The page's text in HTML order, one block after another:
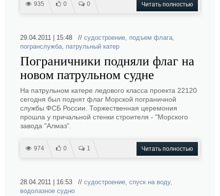
935 0 0 Читать полностью
29.04.2011 | 15:48 // судостроение, подъем флага,
погранслужба, патрульный катер
Пограничники подняли флаг на
новом патрульном судне
На патрульном катере ледового класса проекта 22120
сегодня был поднят флаг Морской пограничной
службы ФСБ России. Торжественная церемония
прошла у причальной стенки строителя - "Морского
завода "Алмаз".
974 0 1 Читать полностью
28.04.2011 | 16:53 // судостроение, спуск на воду,
водолазное судно